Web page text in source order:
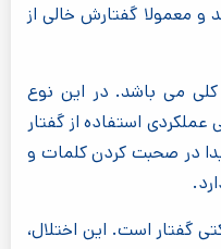
معمولا گفتارش خالی از
کلی می باشد. در این نوع
عملکردی استفاده از گفتار
در صحبت کردن کلمات و
گفتار است. این اختلال،